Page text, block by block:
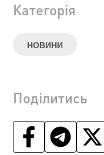
Категорія
НОВИНИ
Поділитись